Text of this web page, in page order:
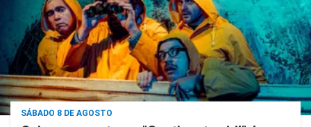
SÁBADO 8 DE AGOSTO